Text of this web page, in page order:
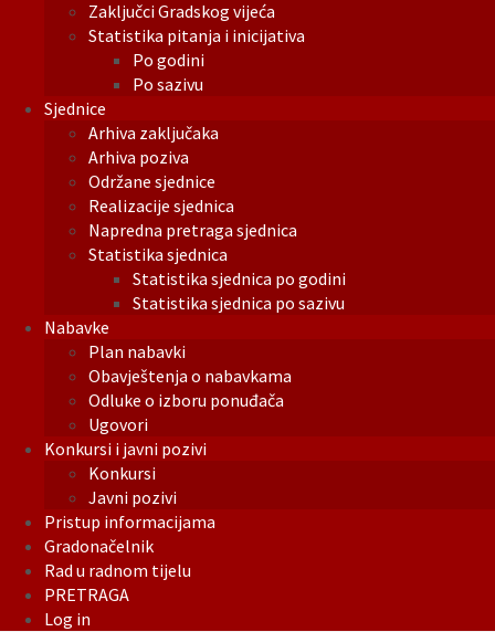
Zaključci Gradskog vijeća
Statistika pitanja i inicijativa
Po godini
Po sazivu
Sjednice
Arhiva zaključaka
Arhiva poziva
Održane sjednice
Realizacije sjednica
Napredna pretraga sjednica
Statistika sjednica
Statistika sjednica po godini
Statistika sjednica po sazivu
Nabavke
Plan nabavki
Obavještenja o nabavkama
Odluke o izboru ponuđača
Ugovori
Konkursi i javni pozivi
Konkursi
Javni pozivi
Pristup informacijama
Gradonačelnik
Rad u radnom tijelu
PRETRAGA
Log in